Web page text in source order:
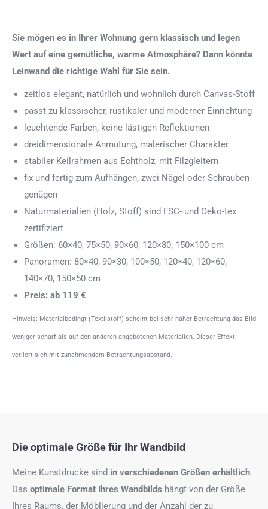
Sie mögen es in Ihrer Wohnung gern klassisch und legen
Wert auf eine gemütliche, warme Atmosphäre? Dann könnte
Leinwand die richtige Wahl für Sie sein.
zeitlos elegant, natürlich und wohnlich durch Canvas-Stoff
passt zu klassischer, rustikaler und moderner Einrichtung
leuchtende Farben, keine lästigen Reflektionen
dreidimensionale Anmutung, malerischer Charakter
stabiler Keilrahmen aus Echtholz, mit Filzgleitern
fix und fertig zum Aufhängen, zwei Nägel oder Schrauben
genügen
Naturmaterialien (Holz, Stoff) sind FSC- und Oeko-tex
zertifiziert
Größen: 60×40, 75×50, 90×60, 120×80, 150×100 cm
Panoramen: 80×40, 90×30, 100×50, 120×40, 120×60,
140×70, 150×50 cm
Preis: ab 119 €
Hinweis: Materialbedingt (Textilstoff) scheint bei sehr naher Betrachtung das Bild
weniger scharf als auf den anderen angebotenen Materialien. Dieser Effekt
verliert sich mit zunehmendem Betrachtungsabstand.
Die optimale Größe für Ihr Wandbild
Meine Kunstdrucke sind in verschiedenen Größen erhältlich.
Das optimale Format Ihres Wandbilds hängt von der Größe
Ihres Raums, der Möblierung und der Anzahl der zu